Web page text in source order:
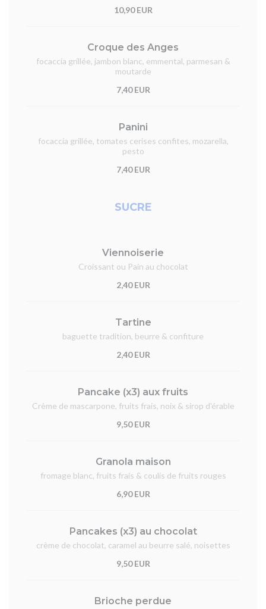
10,90 EUR
Croque des Anges
focaccia grillée, jambon blanc, emmental, parmesan &
moutarde
7,40 EUR
Panini
focaccia grillée, tomates cerises confites, mozarella,
pesto
7,40 EUR
SUCRE
Viennoiserie
Croissant ou Pain au chocolat
2,40 EUR
Tartine
baguette tradition, beurre & confiture
2,40 EUR
Pancake (x3) aux fruits
Crème de mascarpone, fruits frais, noix & sirop d'érable
9,50 EUR
Granola maison
fromage blanc, fruits frais & coulis de fruits rouges
6,90 EUR
Pancakes (x3) au chocolat
crème de chocolat, caramel au beurre salé, noisettes
9,50 EUR
Brioche perdue